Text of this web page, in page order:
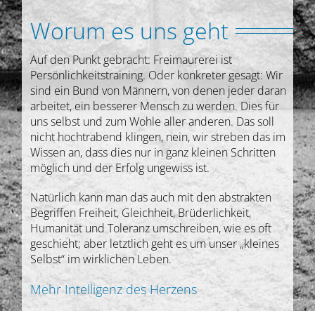
Worum es uns geht
Auf den Punkt gebracht: Freimaurerei ist
Persönlichkeitstraining. Oder konkreter gesagt: Wir
sind ein Bund von Männern, von denen jeder daran
arbeitet, ein besserer Mensch zu werden. Dies für
uns selbst und zum Wohle aller anderen. Das soll
nicht hochtrabend klingen, nein, wir streben das im
Wissen an, dass dies nur in ganz kleinen Schritten
möglich und der Erfolg ungewiss ist.
Natürlich kann man das auch mit den abstrakten
Begriffen Freiheit, Gleichheit, Brüderlichkeit,
Humanität und Toleranz umschreiben, wie es oft
geschieht; aber letztlich geht es um unser „kleines
Selbst“ im wirklichen Leben.
Mehr Intelligenz desHerzens